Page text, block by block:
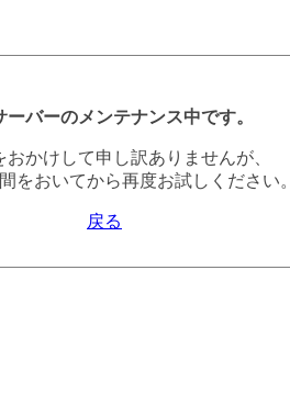
ーバーのメンテナンス中です。
おかけして申し訳ありませんが、
をおいてから再度お試しください。
戻る